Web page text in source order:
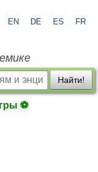
EN DE ES FR
Найти!
⚽